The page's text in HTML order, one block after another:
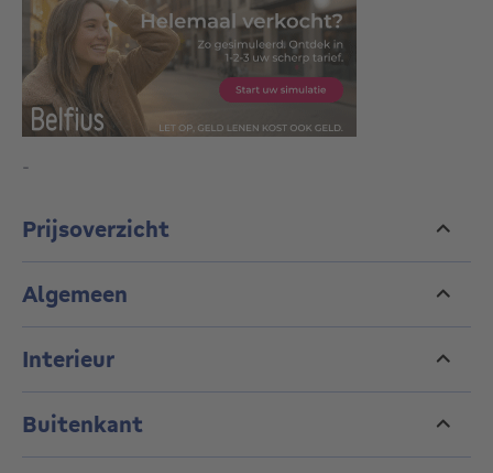
-
Prijsoverzicht
Algemeen
Interieur
Buitenkant